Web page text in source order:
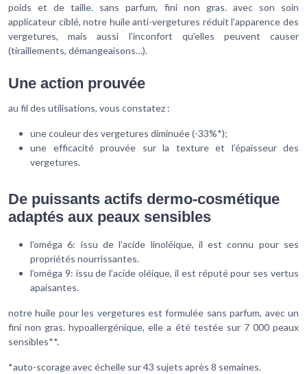
poids et de taille. sans parfum, fini non gras. avec son soin
applicateur ciblé, notre huile anti-vergetures réduit l’apparence des
vergetures, mais aussi l’inconfort qu’elles peuvent causer
(tiraillements, démangeaisons…).
Une action prouvée
au fil des utilisations, vous constatez :
une couleur des vergetures diminuée (-33%*);
une efficacité prouvée sur la texture et l’épaisseur des
vergetures.
De puissants actifs dermo-cosmétique
adaptés aux peaux sensibles
l’oméga 6: issu de l’acide linoléique, il est connu pour ses
propriétés nourrissantes.
l’oméga 9: issu de l’acide oléique, il est réputé pour ses vertus
apaisantes.
notre huile pour les vergetures est formulée sans parfum, avec un
fini non gras. hypoallergénique, elle a été testée sur 7 000 peaux
sensibles**.
*auto-scorage avec échelle sur 43 sujets après 8 semaines.